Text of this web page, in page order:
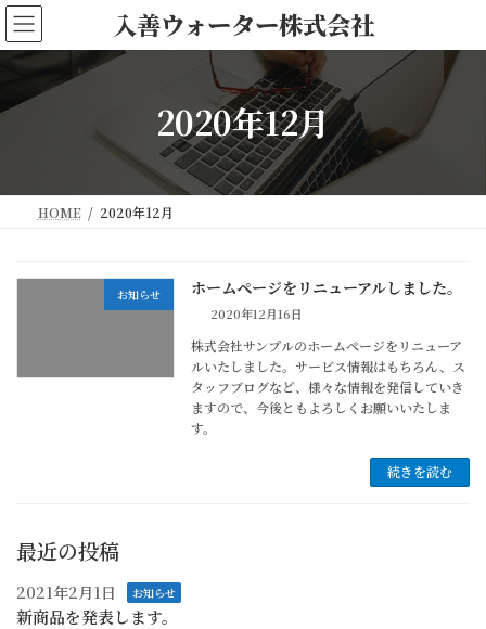
コ
ン
テ
ツ
ッ
ナ
ビ
ゲ
シ
移
入善ウォーター株式会社
2020年12月
HOME 2020年12月
お知らせ ホームページをリニューアルしました。
2020年12月16日
株式会社サンプルのホームページをリニューア
ルいたしました。サービス情報はもちろん、ス
タッフブログなど、様々な情報を発信していき
ますので、今後ともよろしくお願いいたしま
す。
続きを読む
最近の投稿
2021年2月1日 お知らせ
新商品を発表します。